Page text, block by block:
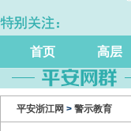
跃升
首页 高层
平安浙江网 > 警示教育